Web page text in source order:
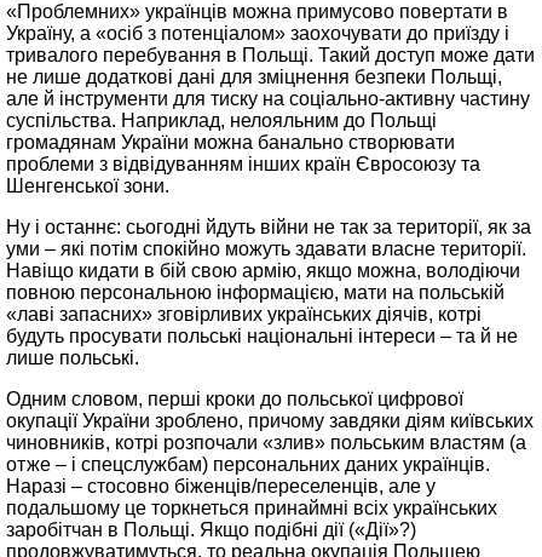
«Проблемних» українців можна примусово повертати в
Україну, а «осіб з потенціалом» заохочувати до приїзду і
тривалого перебування в Польщі. Такий доступ може дати
не лише додаткові дані для зміцнення безпеки Польщі,
але й інструменти для тиску на соціально-активну частину
суспільства. Наприклад, нелояльним до Польщі
громадянам України можна банально створювати
проблеми з відвідуванням інших країн Євросоюзу та
Шенгенської зони.
Ну і останнє: сьогодні йдуть війни не так за території, як за
уми – які потім спокійно можуть здавати власне території.
Навіщо кидати в бій свою армію, якщо можна, володіючи
повною персональною інформацією, мати на польській
«лаві запасних» зговірливих українських діячів, котрі
будуть просувати польські національні інтереси – та й не
лише польські.
Одним словом, перші кроки до польської цифрової
окупації України зроблено, причому завдяки діям київських
чиновників, котрі розпочали «злив» польським властям (а
отже – і спецслужбам) персональних даних українців.
Наразі – стосовно біженців/переселенців, але у
подальшому це торкнеться принаймні всіх українських
заробітчан в Польщі. Якщо подібні дії («Дії»?)
продовжуватимуться, то реальна окупація Польщею